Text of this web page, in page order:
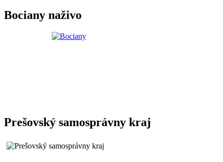
Bociany naživo
Prešovský samosprávny kraj